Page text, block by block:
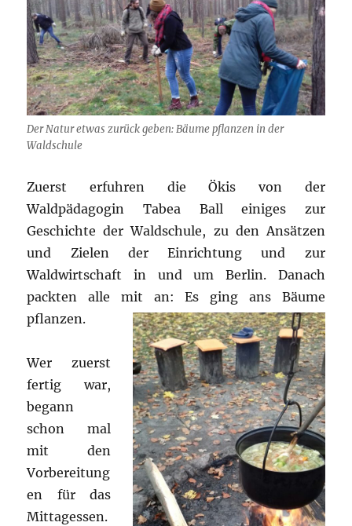
Der Natur etwas zurück geben: Bäume pflanzen in der
Waldschule
Zuerst erfuhren die Ökis von der
Waldpädagogin Tabea Ball einiges zur
Geschichte der Waldschule, zu den Ansätzen
und Zielen der Einrichtung und zur
Waldwirtschaft in und um Berlin. Danach
packten alle mit an: Es ging ans Bäume
pflanzen.
Wer zuerst
fertig war,
begann
schon mal
mit den
Vorbereitung
en für das
Mittagessen.